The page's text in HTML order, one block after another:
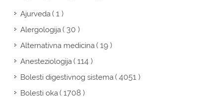
Ajurveda( 1 )
Alergologija( 30 )
Alternativna medicina( 19 )
Anesteziologija( 114 )
Bolesti digestivnog sistema( 4051 )
Bolesti oka( 1708 )